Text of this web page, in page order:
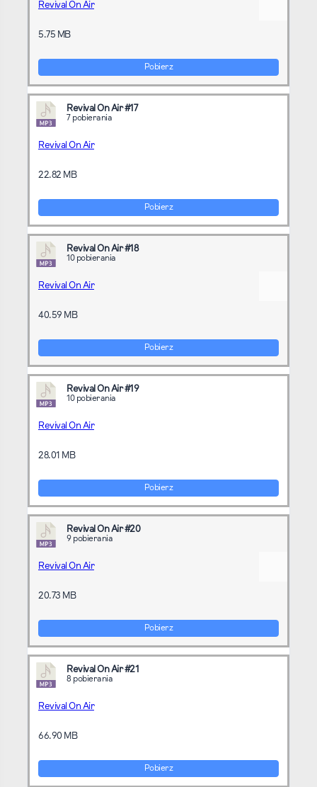
Revival On Air
5.75 MB
Pobierz
Revival On Air #17
7 pobierania
Revival On Air
22.82 MB
Pobierz
Revival On Air #18
10 pobierania
Revival On Air
40.59 MB
Pobierz
Revival On Air #19
10 pobierania
Revival On Air
28.01 MB
Pobierz
Revival On Air #20
9 pobierania
Revival On Air
20.73 MB
Pobierz
Revival On Air #21
8 pobierania
Revival On Air
66.90 MB
Pobierz